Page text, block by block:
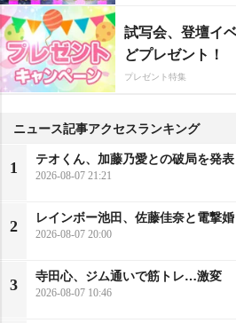
試写会、登壇イ
どプレゼント！
プレゼント特集
ニュース記事アクセスランキング
1
テオくん、加藤乃愛との破局を発表
2026-08-07 21:21
2
レインボー池田、佐藤佳奈と電撃婚
2026-08-07 20:00
3
寺田心、ジム通いで筋トレ…激変
2026-08-07 10:46